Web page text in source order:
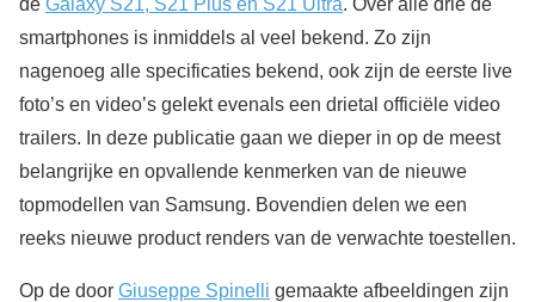
smartphones is inmiddels al veel bekend. Zo zijn
nagenoeg alle specificaties bekend, ook zijn de eerste live
foto’s en video’s gelekt evenals een drietal officiële video
trailers. In deze publicatie gaan we dieper in op de meest
belangrijke en opvallende kenmerken van de nieuwe
topmodellen van Samsung. Bovendien delen we een
reeks nieuwe product renders van de verwachte toestellen.
Op de door Giuseppe Spinelli gemaakte afbeeldingen zijn